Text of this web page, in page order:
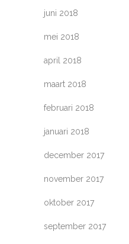
juni 2018
mei 2018
april 2018
maart 2018
februari 2018
januari 2018
december 2017
november 2017
oktober 2017
september 2017